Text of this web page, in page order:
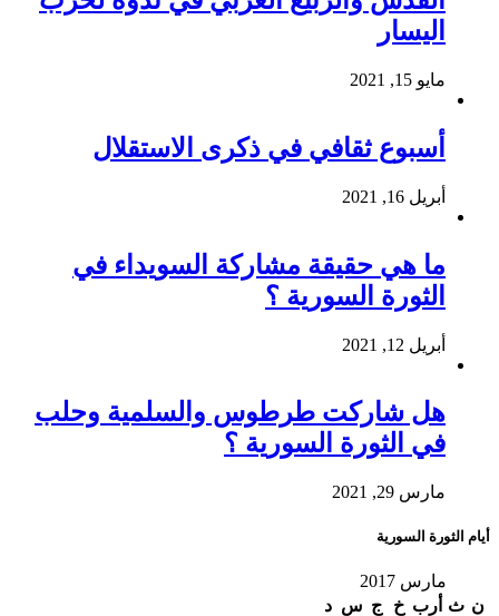
اليسار
مايو 15, 2021
أسبوع ثقافي في ذكرى الاستقلال
أبريل 16, 2021
ما هي حقيقة مشاركة السويداء في
الثورة السورية ؟
أبريل 12, 2021
هل شاركت طرطوس والسلمية وحلب
في الثورة السورية ؟
مارس 29, 2021
أيام الثورة السورية
مارس 2017
ن ث أرب خ ج س د